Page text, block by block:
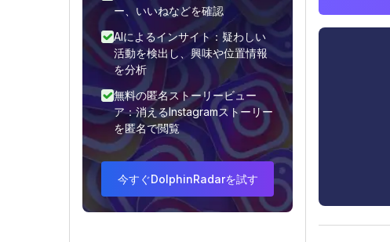
ー、いいねなどを確認
AIによるインサイト：疑わしい
活動を検出し、興味や位置情報
を分析
無料の匿名ストーリービュー
ア：消えるInstagramストーリー
を匿名で閲覧
今すぐDolphinRadarを試す